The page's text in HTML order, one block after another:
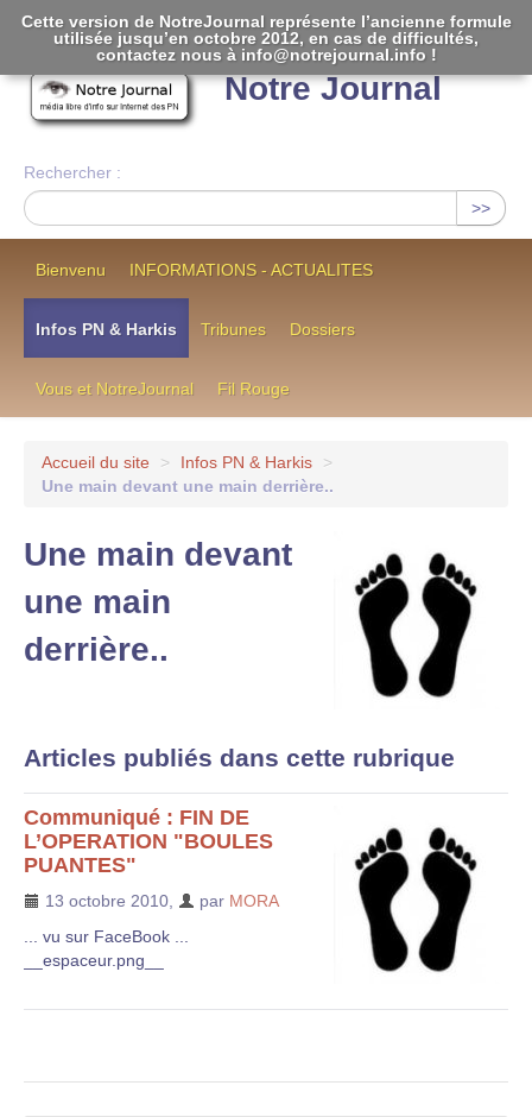
Notre Journal
Rechercher :
>>
Bienvenu INFORMATIONS - ACTUALITES
Infos PN & Harkis Tribunes Dossiers
Vous et NotreJournal Fil Rouge
Accueil du site > Infos PN & Harkis
>
Une main devant une main derrière..
Une main devant
une main
derrière..
Articles publiés dans cette rubrique
Communiqué : FIN DE
L’OPERATION "BOULES
PUANTES"
13 octobre 2010 par MORA
... vu sur FaceBook ...
__espaceur.png__
Cette version de NotreJournal représente l’ancienne formule
utilisée jusqu’en octobre 2012, en cas de difficultés,
contactez nous à info@notrejournal.info !